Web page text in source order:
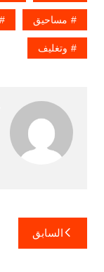
مساحيق
وتغليف
تصفّح
المقالات
السابق